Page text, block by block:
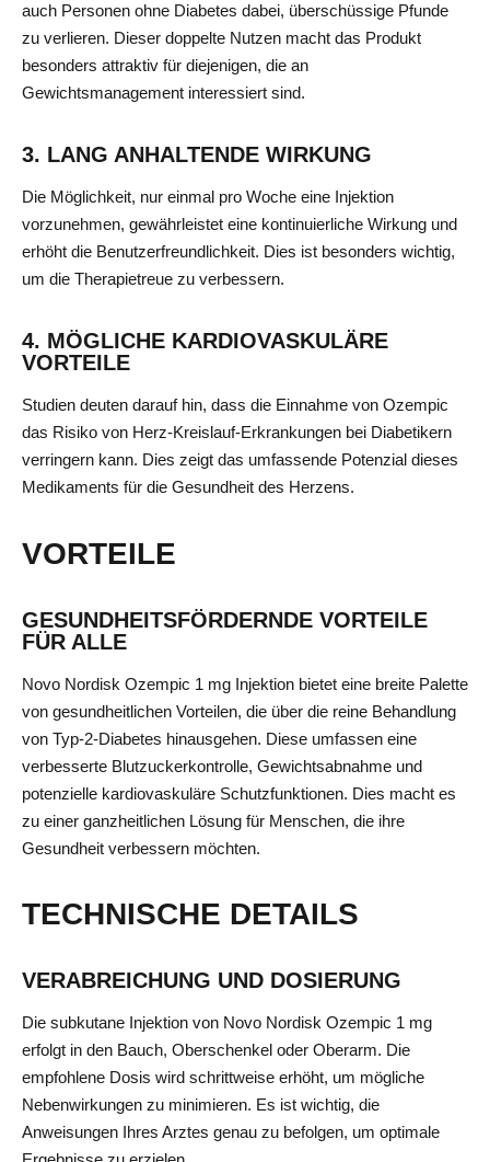
auch Personen ohne Diabetes dabei, überschüssige Pfunde
zu verlieren. Dieser doppelte Nutzen macht das Produkt
besonders attraktiv für diejenigen, die an
Gewichtsmanagement interessiert sind.
3. LANG ANHALTENDE WIRKUNG
Die Möglichkeit, nur einmal pro Woche eine Injektion
vorzunehmen, gewährleistet eine kontinuierliche Wirkung und
erhöht die Benutzerfreundlichkeit. Dies ist besonders wichtig,
um die Therapietreue zu verbessern.
4. MÖGLICHE KARDIOVASKULÄRE
VORTEILE
Studien deuten darauf hin, dass die Einnahme von Ozempic
das Risiko von Herz-Kreislauf-Erkrankungen bei Diabetikern
verringern kann. Dies zeigt das umfassende Potenzial dieses
Medikaments für die Gesundheit des Herzens.
VORTEILE
GESUNDHEITSFÖRDERNDE VORTEILE
FÜR ALLE
Novo Nordisk Ozempic 1 mg Injektion bietet eine breite Palette
von gesundheitlichen Vorteilen, die über die reine Behandlung
von Typ-2-Diabetes hinausgehen. Diese umfassen eine
verbesserte Blutzuckerkontrolle, Gewichtsabnahme und
potenzielle kardiovaskuläre Schutzfunktionen. Dies macht es
zu einer ganzheitlichen Lösung für Menschen, die ihre
Gesundheit verbessern möchten.
TECHNISCHE DETAILS
VERABREICHUNG UND DOSIERUNG
Die subkutane Injektion von Novo Nordisk Ozempic 1 mg
erfolgt in den Bauch, Oberschenkel oder Oberarm. Die
empfohlene Dosis wird schrittweise erhöht, um mögliche
Nebenwirkungen zu minimieren. Es ist wichtig, die
Anweisungen Ihres Arztes genau zu befolgen, um optimale